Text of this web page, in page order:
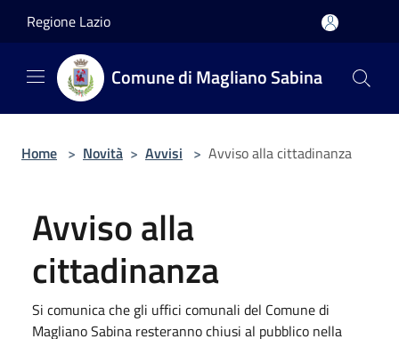
Regione Lazio
Comune di Magliano Sabina
Home > Novità > Avvisi > Avviso alla cittadinanza
Avviso alla
cittadinanza
Si comunica che gli uffici comunali del Comune di
Magliano Sabina resteranno chiusi al pubblico nella